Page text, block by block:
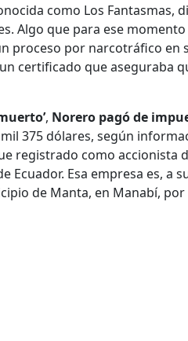
como Los Fantasmas,
Algo que para ese
proceso por narcotráfico en
certificado que aseguraba
, Norero pagó de
375 dólares, según
registrado como accionista
Ecuador. Esa empresa es, a
de Manta, en Manabí,